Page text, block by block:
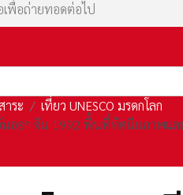
พื่อถ่ายทอดต่อไป
ระ
เที่ยว UNESCO มรดกโลก
นออก จีน 1992 พื้นที่ทัศนียภาพแ